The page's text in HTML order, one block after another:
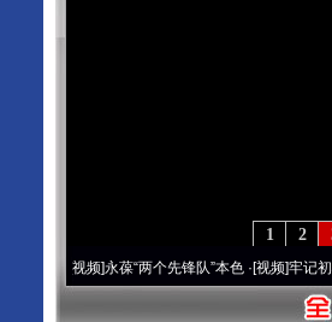
2
1
永葆“两个先锋队”本色·[视频]牢记初心使命